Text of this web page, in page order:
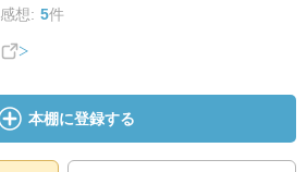
感想: 5件
本棚に登録する